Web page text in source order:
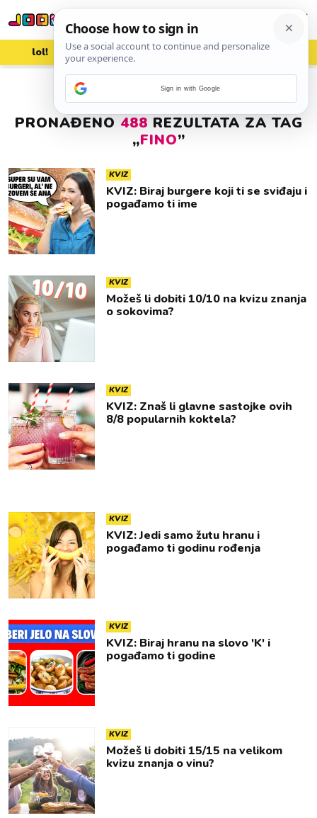
lol! aww vrh! woot?!
PRONAĐENO 488 REZULTATA ZA TAG
„FINO”
KVIZ
KVIZ: Biraj burgere koji ti se sviđaju i
pogađamo ti ime
KVIZ
Možeš li dobiti 10/10 na kvizu znanja
o sokovima?
KVIZ
KVIZ: Znaš li glavne sastojke ovih
8/8 popularnih koktela?
KVIZ
KVIZ: Jedi samo žutu hranu i
pogađamo ti godinu rođenja
KVIZ
KVIZ: Biraj hranu na slovo 'K' i
pogađamo ti godine
KVIZ
Možeš li dobiti 15/15 na velikom
kvizu znanja o vinu?
Sign in with Google